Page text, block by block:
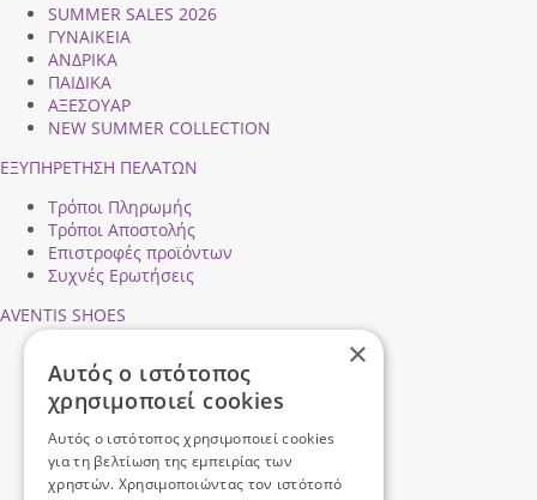
SUMMER SALES 2026
ΓΥΝΑΙΚΕΙΑ
ΑΝΔΡΙΚΑ
ΠΑΙΔΙΚΑ
ΑΞΕΣΟΥΑΡ
NEW SUMMER COLLECTION
ΕΞΥΠΗΡΕΤΗΣΗ ΠΕΛΑΤΩΝ
Τρόποι Πληρωμής
Τρόποι Αποστολής
Επιστροφές προϊόντων
Συχνές Ερωτήσεις
AVENTIS SHOES
Ασφάλεια Συναλλαγών
Προσωπικά Δεδομένα
Όροι Χρήσης
×
Αυτός ο ιστότοπος
χρησιμοποιεί cookies
Αυτός ο ιστότοπος χρησιμοποιεί cookies
για τη βελτίωση της εμπειρίας των
χρηστών. Χρησιμοποιώντας τον ιστότοπό